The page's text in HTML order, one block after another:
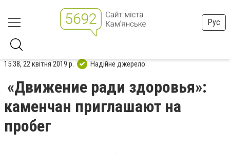
Рус
15:38, 22 квітня 2019 р. Надійне джерело
«Движение ради здоровья»:
каменчан приглашают на
пробег